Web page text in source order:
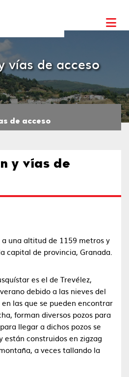
vías de acceso
de acceso
y vías de
una altitud de 1159 metros y
capital de provincia, Granada.
es el de Trevélez,
debido a las nieves del
las que se pueden encontrar
forman diversos pozos para
llegar a dichos pozos se
están construidos en zigzag
a veces tallando la